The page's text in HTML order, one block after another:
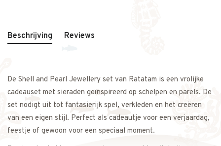
Beschrijving Reviews
De Shell and Pearl Jewellery set van Ratatam is een vrolijke
cadeauset met sieraden geïnspireerd op schelpen en parels. De
set nodigt uit tot fantasierijk spel, verkleden en het creëren
van een eigen stijl. Perfect als cadeautje voor een verjaardag,
feestje of gewoon voor een speciaal moment.